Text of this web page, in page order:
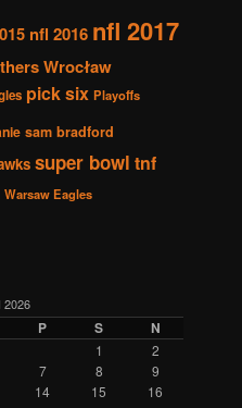
nfl 2016 nfl 2017
Wrocław
pick six Playoffs
sam bradford
super bowl tnf
Warsaw Eagles
2026
P S N
1
2
7 8
9
14 15
16